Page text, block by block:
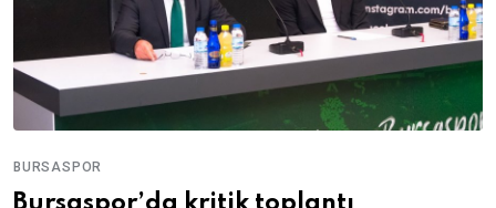
BURSASPOR